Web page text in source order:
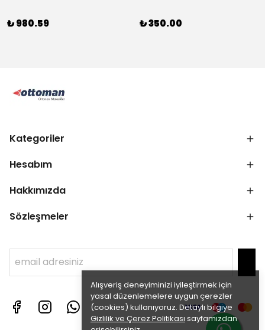
Alışveriş deneyiminizi iyileştirmek için
yasal düzenlemelere uygun çerezler
(cookies) kullanıyoruz. Detaylı bilgiye
Gizlilik ve Çerez Politikası sayfamızdan
₺ 980.59 ₺ 350.00
Kategoriler
Hesabım
Hakkımızda
Sözleşmeler